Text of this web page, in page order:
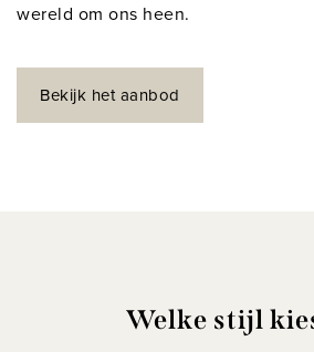
wereld om ons heen.
Bekijk het aanbod
Welke stijl